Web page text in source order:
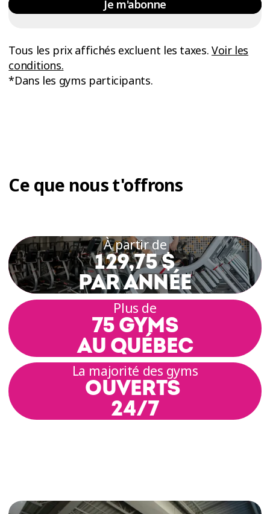
Je m'abonne
Tous les prix affichés excluent les taxes. Voir les
conditions.
*Dans les gyms participants.
Ce que nous t'offrons
À partir de
129,75 $
PAR ANNÉE
Plus de
75 GYMS
AU QUÉBEC
La majorité des gyms
OUVERTS
24/7